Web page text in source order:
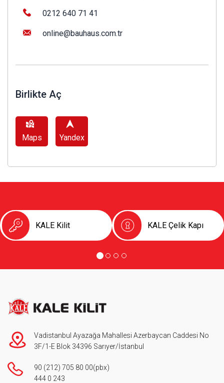
0212 640 71 41
online@bauhaus.com.tr
Birlikte Aç
Maps Yandex
KALE Kilit KALE Çelik Kapı
Vadistanbul Ayazağa Mahallesi Azerbaycan Caddesi No
3F/1-E Blok 34396 Sarıyer/İstanbul
90 (212) 705 80 00(pbx)
444 0 243